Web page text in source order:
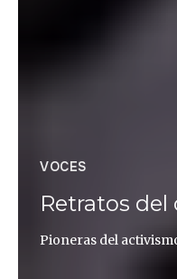
VOCES
Retratos
Pioneras del